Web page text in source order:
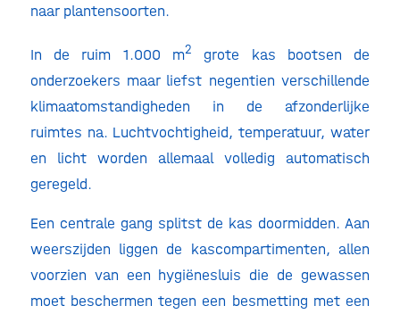
naar plantensoorten.
In de ruim 1.000 m2
grote kas bootsen de
onderzoekers maar liefst negentien verschillende
klimaatomstandigheden in de afzonderlijke
ruimtes na. Luchtvochtigheid, temperatuur, water
en licht worden allemaal volledig automatisch
geregeld.
Een centrale gang splitst de kas doormidden. Aan
weerszijden liggen de kascompartimenten, allen
voorzien van een hygiënesluis die de gewassen
moet beschermen tegen een besmetting met een